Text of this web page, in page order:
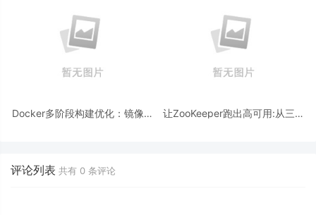
Docker多阶段构建优化：镜像体
让ZooKeeper跑出高可用:从三节
评论列表 共有 0 条评论